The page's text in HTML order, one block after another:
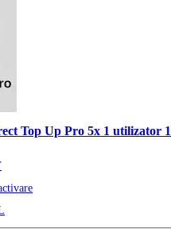
Top Up Pro 5x 1 utilizator